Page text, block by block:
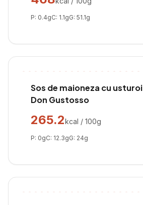
P: 0.4gC: 1.1gG: 51.1g
Sos de maioneza cu usturoi
Don Gustosso
265.2kcal / 100g
P: 0gC: 12.3gG: 24g